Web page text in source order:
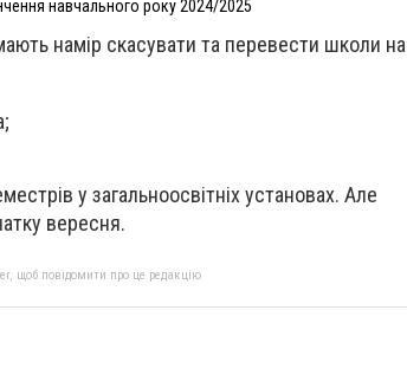
навчального року 2024/2025
намір скасувати та перевести школи на
у загальноосвітніх установах. Але
вересня.
щоб повідомити про це редакцію